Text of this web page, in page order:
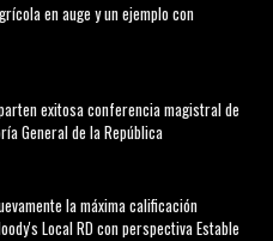
en auge y un ejemplo con
exitosa conferencia magistral de
General de la República
la máxima calificación
Local RD con perspectiva Estable